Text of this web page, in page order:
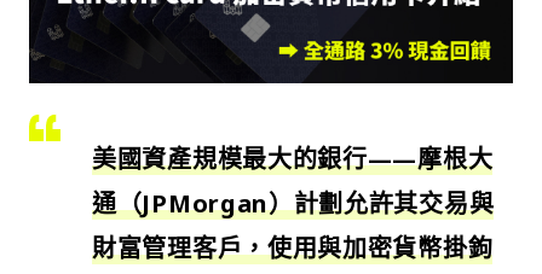
美國資產規模最大的銀行——摩根大
通（JPMorgan）計劃允許其交易與
財富管理客戶，使用與加密貨幣掛鉤